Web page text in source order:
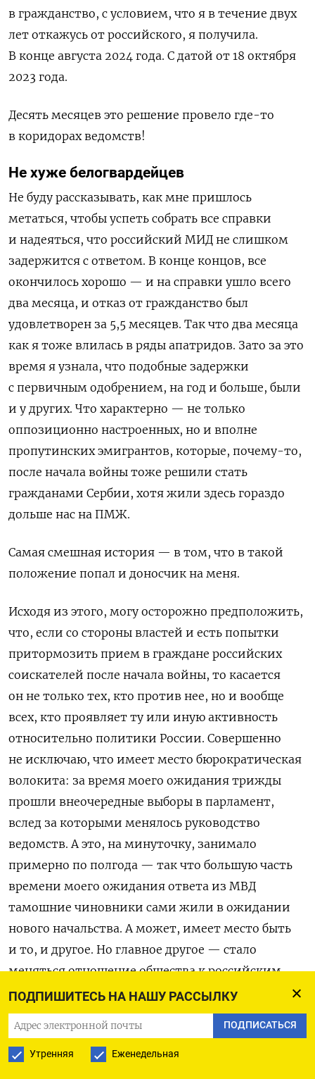
ПОДПИШИТЕСЬ НА НАШУ РАССЫЛКУ
ПОДПИСАТЬСЯ
Утренняя Еженедельная
в гражданство, с условием, что я в течение двух
лет откажусь от российского, я получила.
В конце августа 2024 года. С датой от 18 октября
2023 года.
Десять месяцев это решение провело где-то
в коридорах ведомств!
Не хуже белогвардейцев
Не буду рассказывать, как мне пришлось
метаться, чтобы успеть собрать все справки
и надеяться, что российский МИД не слишком
задержится с ответом. В конце концов, все
окончилось хорошо — и на справки ушло всего
два месяца, и отказ от гражданство был
удовлетворен за 5,5 месяцев. Так что два месяца
как я тоже влилась в ряды апатридов. Зато за это
время я узнала, что подобные задержки
с первичным одобрением, на год и больше, были
и у других. Что характерно — не только
оппозиционно настроенных, но и вполне
пропутинских эмигрантов, которые, почему-то,
после начала войны тоже решили стать
гражданами Сербии, хотя жили здесь гораздо
дольше нас на ПМЖ.
Самая смешная история — в том, что в такой
положение попал и доносчик на меня.
Исходя из этого, могу осторожно предположить,
что, если со стороны властей и есть попытки
притормозить прием в граждане российских
соискателей после начала войны, то касается
он не только тех, кто против нее, но и вообще
всех, кто проявляет ту или иную активность
относительно политики России. Совершенно
не исключаю, что имеет место бюрократическая
волокита: за время моего ожидания трижды
прошли внеочередные выборы в парламент,
вслед за которыми менялось руководство
ведомств. А это, на минуточку, занимало
примерно по полгода — так что большую часть
времени моего ожидания ответа из МВД
тамошние чиновники сами жили в ожидании
нового начальства. А может, имеет место быть
и то, и другое. Но главное другое — стало
меняться отношение общества к российским
«понаехам».
Первоначально, как я уже сказала, реакция
многих сербов на войну была, мягко говоря,